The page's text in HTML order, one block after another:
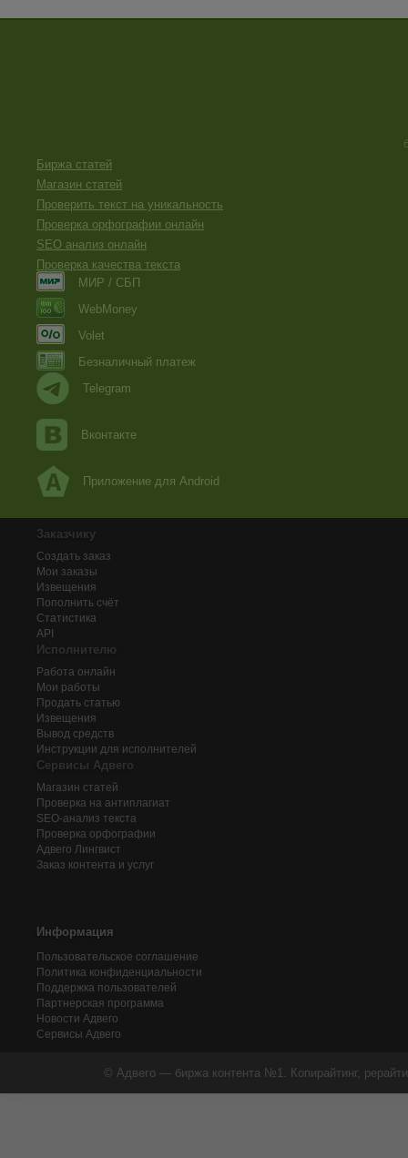
Биржа статей
Магазин статей
Проверить текст на уникальность
Проверка орфографии онлайн
SEO анализ онлайн
Проверка качества текста
МИР / СБП
WebMoney
Volet
Безналичный платеж
Telegram
Вконтакте
Приложение для Android
Заказчику
Создать заказ
Мои заказы
Извещения
Пополнить счёт
Статистика
API
Исполнителю
Работа онлайн
Мои работы
Продать статью
Извещения
Вывод средств
Инструкции для исполнителей
Сервисы Адвего
Магазин статей
Проверка на антиплагиат
SEO-анализ текста
Проверка орфографии
Адвего Лингвист
Заказ контента и услуг
Информация
Пользовательское соглашение
Политика конфиденциальности
Поддержка пользователей
Партнерская программа
Новости Адвего
Сервисы Адвего
© Адвего — биржа контента №1. Копирайтинг,